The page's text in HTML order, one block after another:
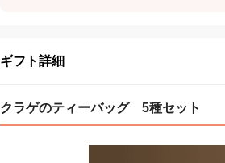
ギフト詳細
クラゲのティーバッグ 5種セット